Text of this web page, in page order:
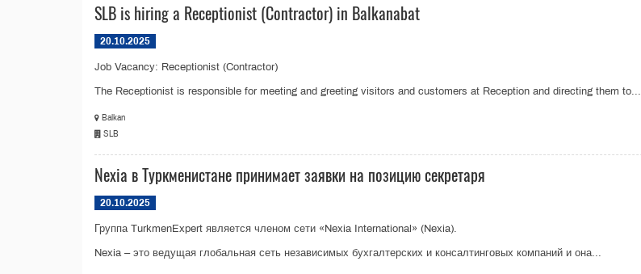
SLB is hiring a Receptionist (Contractor) in Balkanabat
20.10.2025
Job Vacancy: Receptionist (Contractor)
The Receptionist is responsible for meeting and greeting visitors and customers at Reception and directing them to...
Balkan
SLB
Nexia в Туркменистане принимает заявки на позицию секретаря
20.10.2025
Группа TurkmenExpert является членом сети «Nexia International» (Nexia).
Nexia – это ведущая глобальная сеть независимых бухгалтерских и консалтинговых компаний и она...